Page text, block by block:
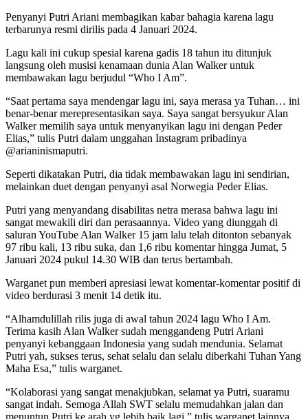
Penyanyi Putri Ariani membagikan kabar bahagia karena lagu
terbarunya resmi dirilis pada 4 Januari 2024.
Lagu kali ini cukup spesial karena gadis 18 tahun itu ditunjuk
langsung oleh musisi kenamaan dunia Alan Walker untuk
membawakan lagu berjudul “Who I Am”.
“Saat pertama saya mendengar lagu ini, saya merasa ya Tuhan… ini
benar-benar merepresentasikan saya. Saya sangat bersyukur Alan
Walker memilih saya untuk menyanyikan lagu ini dengan Peder
Elias,” tulis Putri dalam unggahan Instagram pribadinya
@arianinismaputri.
Seperti dikatakan Putri, dia tidak membawakan lagu ini sendirian,
melainkan duet dengan penyanyi asal Norwegia Peder Elias.
Putri yang menyandang disabilitas netra merasa bahwa lagu ini
sangat mewakili diri dan perasaannya. Video yang diunggah di
saluran YouTube Alan Walker 15 jam lalu telah ditonton sebanyak
97 ribu kali, 13 ribu suka, dan 1,6 ribu komentar hingga Jumat, 5
Januari 2024 pukul 14.30 WIB dan terus bertambah.
Warganet pun memberi apresiasi lewat komentar-komentar positif di
video berdurasi 3 menit 14 detik itu.
“Alhamdulillah rilis juga di awal tahun 2024 lagu Who I Am.
Terima kasih Alan Walker sudah menggandeng Putri Ariani
penyanyi kebanggaan Indonesia yang sudah mendunia. Selamat
Putri yah, sukses terus, sehat selalu dan selalu diberkahi Tuhan Yang
Maha Esa,” tulis warganet.
“Kolaborasi yang sangat menakjubkan, selamat ya Putri, suaramu
sangat indah. Semoga Allah SWT selalu memudahkan jalan dan
menuntun Putri ke arah yg lebih baik lagi,” tulis warganet lainnya.